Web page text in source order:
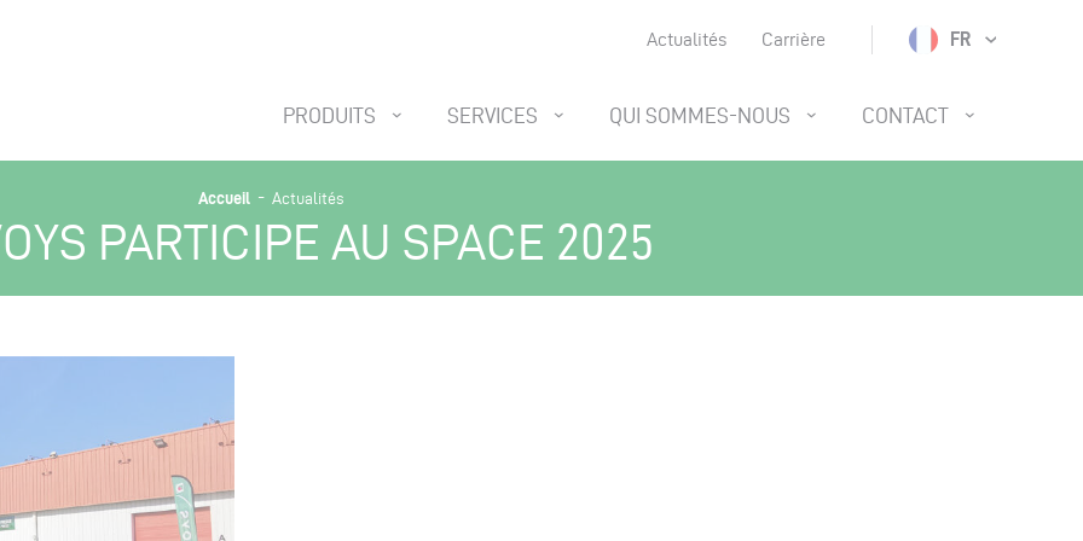
PRODUITS SERVICES QUI SOMMES-NOUS CONTACT
Actualités Carrière FR
Accueil - Actualités
PARTICIPE AU SPACE 2025